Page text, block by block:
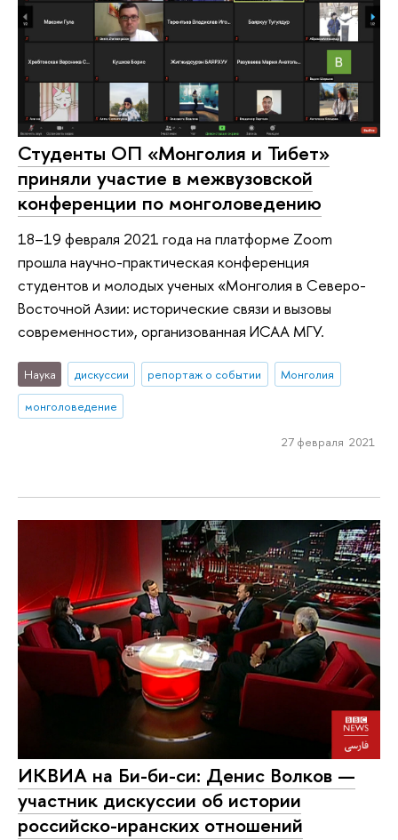
Студенты ОП «Монголия и Тибет»
приняли участие в межвузовской
конференции по монголоведению
18–19 февраля 2021 года на платформе Zoom
прошла научно-практическая конференция
студентов и молодых ученых «Монголия в Северо-
Восточной Азии: исторические связи и вызовы
современности», организованная ИСАА МГУ.
Наука дискуссии репортаж о событии
Монголия
монголоведение
27 февраля 2021
ИКВИА на Би-би-си: Денис Волков —
участник дискуссии об истории
российско-иранских отношений